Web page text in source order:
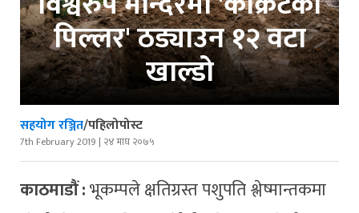
पिल्लर' ठड्याउन १२ वटा
खाल्डो
सहयोग रञ्जित/पहिलोपोस्ट
7th February 2019 | २४ माघ २०७५
काठमाडौं :भूकम्पले क्षतिग्रस्त पशुपति श्लेष्मान्तकमा